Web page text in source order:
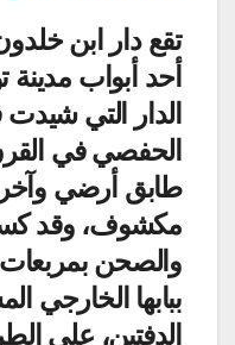
تقع دار ابن
أحد أبواب
الدار التي
الحفصي في
طابق أرضي وآخر
مكشوف، وقد
والصحن بمربعات
ببابها الخارجي
الدفتين، على